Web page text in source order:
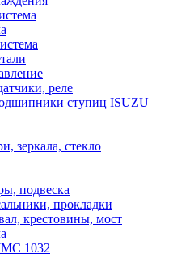
реле
ступиц ISUZU
зеркала, стекло
подвеска
прокладки
крестовины, мост
1032